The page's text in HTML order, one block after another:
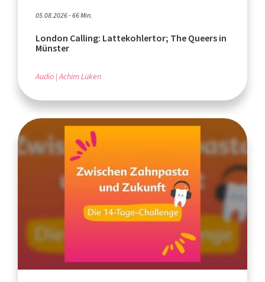
05.08.2026 - 66 Min.
London Calling: Lattekohlertor; The Queers in
Münster
Audio Achim Lüken